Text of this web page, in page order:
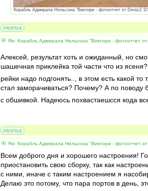
Корабль Адмирала Нельсона "Виктори - фотоотчет от DenizZ
Re: Корабль Адмирала Нельсона "Виктори - фотоотчет от
Алексей, результат хоть и ожиданный, но
шашечная приклейка той части что из
рейки надо подгонять.., в этом есть какой
стал заморачиваться? Почему? А по поводу
с обшивкой. Надеюсь похвастаешсся кода
Re: Корабль Адмирала Нельсона "Виктори - фотоотчет от
Всем доброго дня и хорошего настроения!
приостановить свою сборку, так как
с ними, иначе с таким настроением я
Делаю это потому, что пара портов в день,